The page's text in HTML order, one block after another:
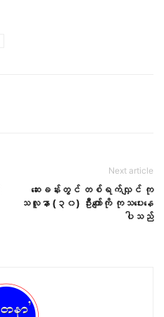
Next article
ဆေးခန်းတွင် တစ်ရက်လျှင် ကု
သလူနာ (၃၀) ဦးကျော်ကို ကုသပေးနေ
ပါသည်